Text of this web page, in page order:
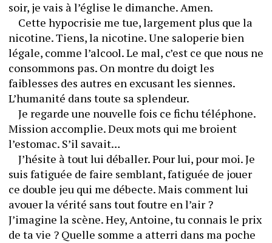
	Cette hypocrisie me tue, largement plus que la
nicotine. Tiens, la nicotine. Une saloperie bien
légale, comme l’alcool. Le mal, c’est ce que nous ne
consommons pas. On montre du doigt les
faiblesses des autres en excusant les siennes.
L’humanité dans toute sa splendeur.
	Je regarde une nouvelle fois ce fichu téléphone.
Mission accomplie. Deux mots qui me broient
l’estomac. S’il savait…
	J’hésite à tout lui déballer. Pour lui, pour moi. Je
suis fatiguée de faire semblant, fatiguée de jouer
ce double jeu qui me débecte. Mais comment lui
avouer la vérité sans tout foutre en l’air ?
J’imagine la scène. Hey, Antoine, tu connais le prix
de ta vie ? Quelle somme a atterri dans ma poche